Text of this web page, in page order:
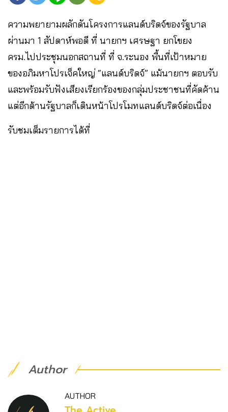
ความพยายามผลักดันโครงการแลนด์บริดจ์ของรัฐบาล
ผ่านมา 1 สัปดาห์พอดี ที่ นายกฯ เศรษฐา ยกโขยง
ครม.ไปประชุมนอกสถานที่ ที่ จ.ระนอง พื้นที่เป้าหมาย
ของอภิมหาโปรเจ็คใหญ่ “แลนด์บริดจ์” แม้นายกฯ ตอบรับ
และพร้อมรับฟังเสียงเรียกร้องของกลุ่มประชาชนที่คัดค้าน
แต่อีกด้านรัฐบาลก็เดินหน้าโปรโมทแลนด์บริดจ์ต่อเนื่อง
รับชมเต็มรายการได้ที่
Author
AUTHOR